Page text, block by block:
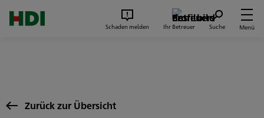
Schaden melden Ihr Betreuer Suche Menü
Zurück zur Übersicht